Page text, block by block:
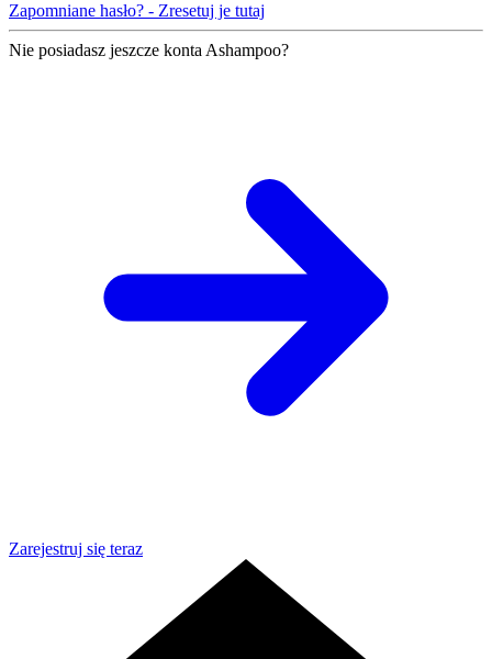
Zapomniane hasło? - Zresetuj je tutaj
Nie posiadasz jeszcze konta Ashampoo?
Zarejestruj się teraz